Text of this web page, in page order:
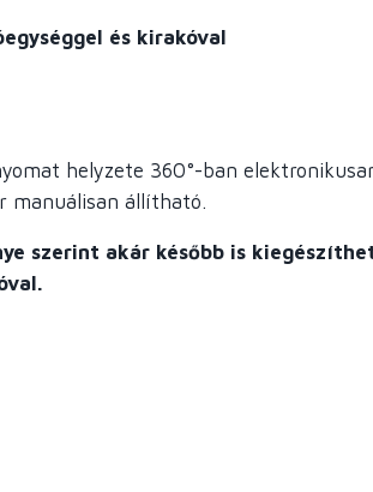
és kirakóval
helyzete 360°-ban
manuálisan állítható.
szerint akár később is